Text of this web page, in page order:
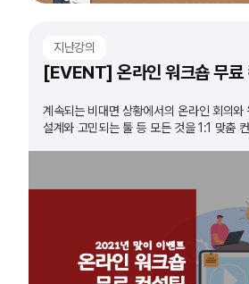
지난강의
[EVENT] 온라인 워크숍 무료
계속되는 비대면 상황에서의 온라인 회의와
설계와 고민되는 툴 등 모든 것을 1:1 맞춤